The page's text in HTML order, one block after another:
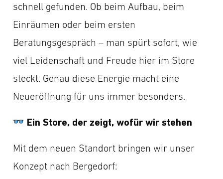
schnell gefunden. Ob beim Aufbau, beim
Einräumen oder beim ersten
Beratungsgespräch – man spürt sofort, wie
viel Leidenschaft und Freude hier im Store
steckt. Genau diese Energie macht eine
Neueröffnung für uns immer besonders.
Ein Store, der zeigt, wofür wir stehen
Mit dem neuen Standort bringen wir unser
Konzept nach Bergedorf: